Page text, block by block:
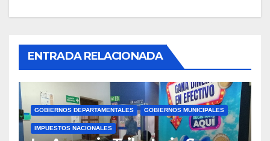
ENTRADA RELACIONADA
GOBIERNOS DEPARTAMENTALES GOBIERNOS MUNICIPALES
IMPUESTOS NACIONALES